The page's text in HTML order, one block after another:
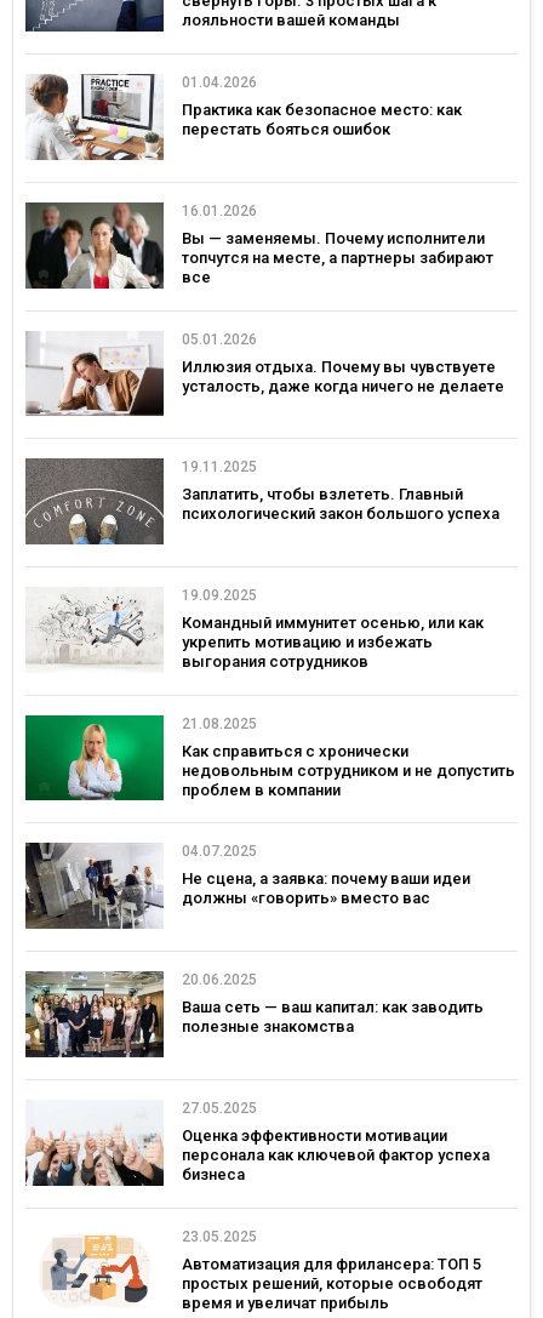
лояльности вашей команды
01.04.2026
Практика как безопасное место: как
перестать бояться ошибок
16.01.2026
Вы — заменяемы. Почему исполнители
топчутся на месте, а партнеры забирают
все
05.01.2026
Иллюзия отдыха. Почему вы чувствуете
усталость, даже когда ничего не делаете
19.11.2025
Заплатить, чтобы взлететь. Главный
психологический закон большого успеха
19.09.2025
Командный иммунитет осенью, или как
укрепить мотивацию и избежать
выгорания сотрудников
21.08.2025
Как справиться с хронически
недовольным сотрудником и не допустить
проблем в компании
04.07.2025
Не сцена, а заявка: почему ваши идеи
должны «говорить» вместо вас
20.06.2025
Ваша сеть — ваш капитал: как заводить
полезные знакомства
27.05.2025
Оценка эффективности мотивации
персонала как ключевой фактор успеха
бизнеса
23.05.2025
Автоматизация для фрилансера: ТОП 5
простых решений, которые освободят
время и увеличат прибыль